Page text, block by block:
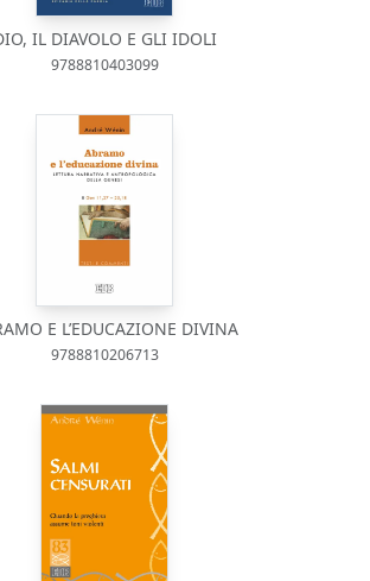
IL DIAVOLO E GLI IDOLI
9788810403099
E L’EDUCAZIONE DIVINA
9788810206713